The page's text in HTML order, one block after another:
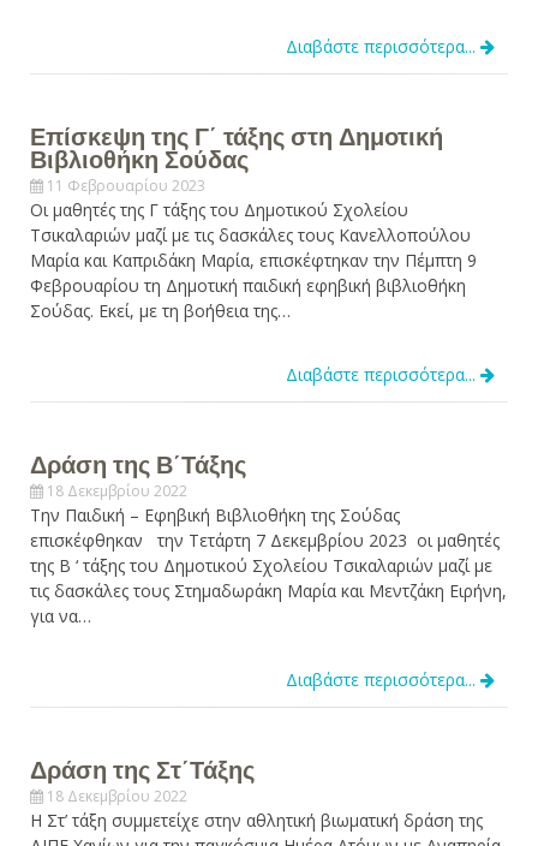
Διαβάστε περισσότερα...
Επίσκεψη της Γ΄ τάξης στη Δημοτική
Βιβλιοθήκη Σούδας
11 Φεβρουαρίου 2023
Οι μαθητές της Γ τάξης του Δημοτικού Σχολείου
Τσικαλαριών μαζί με τις δασκάλες τους Κανελλοπούλου
Μαρία και Καπριδάκη Μαρία, επισκέφτηκαν την Πέμπτη 9
Φεβρουαρίου τη Δημοτική παιδική εφηβική βιβλιοθήκη
Σούδας. Εκεί, με τη βοήθεια της…
Διαβάστε περισσότερα...
Δράση της Β΄Τάξης
18 Δεκεμβρίου 2022
Την Παιδική – Εφηβική Βιβλιοθήκη της Σούδας
επισκέφθηκαν την Τετάρτη 7 Δεκεμβρίου 2023 οι μαθητές
της Β ‘ τάξης του Δημοτικού Σχολείου Τσικαλαριών μαζί με
τις δασκάλες τους Στημαδωράκη Μαρία και Μεντζάκη Ειρήνη,
για να…
Διαβάστε περισσότερα...
Δράση της Στ΄Τάξης
18 Δεκεμβρίου 2022
Η Στ’ τάξη συμμετείχε στην αθλητική βιωματική δράση της